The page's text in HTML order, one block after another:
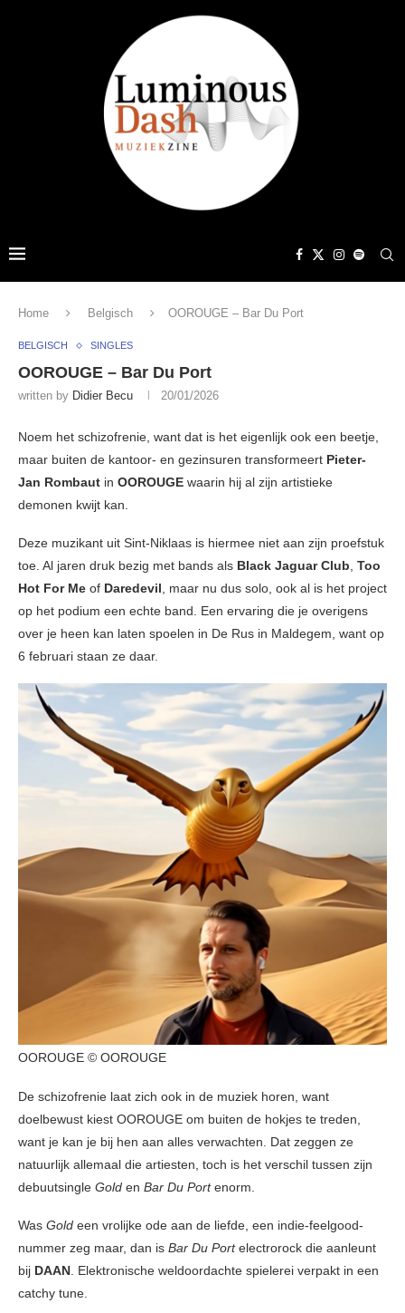
Home Belgisch OOROUGE – Bar Du Port
BELGISCH SINGLES
OOROUGE – Bar Du Port
written by Didier Becu 20/01/2026
Noem het schizofrenie, want dat is het eigenlijk ook een beetje,
maar buiten de kantoor- en gezinsuren transformeert Pieter-
Jan Rombaut in OOROUGE waarin hij al zijn artistieke
demonen kwijt kan.
Deze muzikant uit Sint-Niklaas is hiermee niet aan zijn proefstuk
toe. Al jaren druk bezig met bands als Black Jaguar Club, Too
Hot For Me of Daredevil, maar nu dus solo, ook al is het project
op het podium een echte band. Een ervaring die je overigens
over je heen kan laten spoelen in De Rus in Maldegem, want op
6 februari staan ze daar.
OOROUGE © OOROUGE
De schizofrenie laat zich ook in de muziek horen, want
doelbewust kiest OOROUGE om buiten de hokjes te treden,
want je kan je bij hen aan alles verwachten. Dat zeggen ze
natuurlijk allemaal die artiesten, toch is het verschil tussen zijn
debuutsingle Gold en Bar Du Portenorm.
Was Gold een vrolijke ode aan de liefde, een indie-feelgood-
nummer zeg maar, dan is Bar Du Portelectrorock die aanleunt
bij DAAN . Elektronische weldoordachte spielerei verpakt in een
catchy tune.